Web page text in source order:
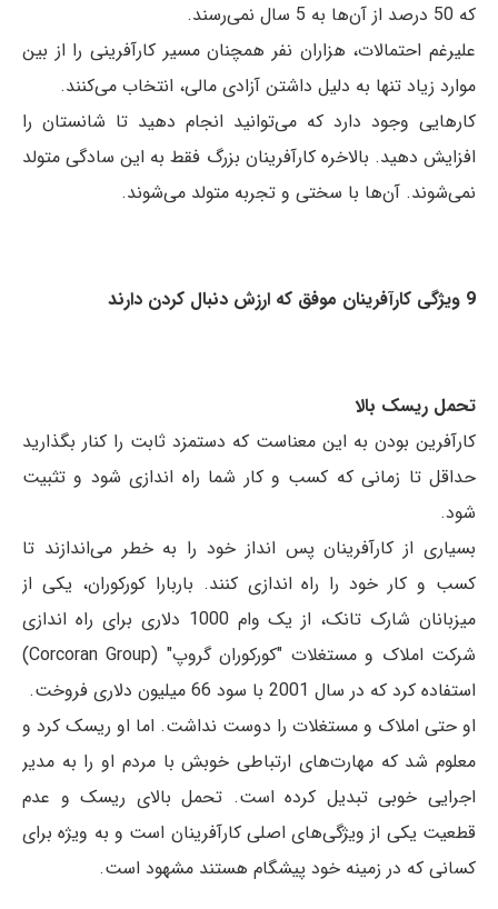
که 50 درصد از آن‌ها به 5 سال نمی‌رسند.
علیرغم احتمالات، هزاران نفر همچنان مسیر کارآفرینی را از بین
موارد زیاد تنها به دلیل داشتن آزادی مالی، انتخاب می‌کنند.
کارهایی وجود دارد که می‌توانید انجام دهید تا شانستان را
افزایش دهید. بالاخره کارآفرینان بزرگ فقط به این سادگی متولد
نمی‌شوند. آن‌ها با سختی و تجربه متولد می‌شوند.
تحمل ریسک بالا
کارآفرین بودن به این معناست که دستمزد ثابت را کنار بگذارید
حداقل تا زمانی که کسب و کار شما راه اندازی شود و تثبیت
شود.
بسیاری از کارآفرینان پس انداز خود را به خطر می‌اندازند تا
کسب و کار خود را راه اندازی کنند. باربارا کورکوران، یکی از
میزبانان شارک تانک، از یک وام 1000 دلاری برای راه اندازی
شرکت املاک و مستغلات "کورکوران گروپ" (Corcoran Group)
استفاده کرد که در سال 2001 با سود 66 میلیون دلاری فروخت.
او حتی املاک و مستغلات را دوست نداشت. اما او ریسک کرد و
معلوم شد که مهارت‌های ارتباطی خوبش با مردم او را به مدیر
اجرایی خوبی تبدیل کرده است. تحمل بالای ریسک و عدم
قطعیت یکی از ویژگی‌های اصلی کارآفرینان است و به ویژه برای
کسانی که در زمینه خود پیشگام هستند مشهود است.